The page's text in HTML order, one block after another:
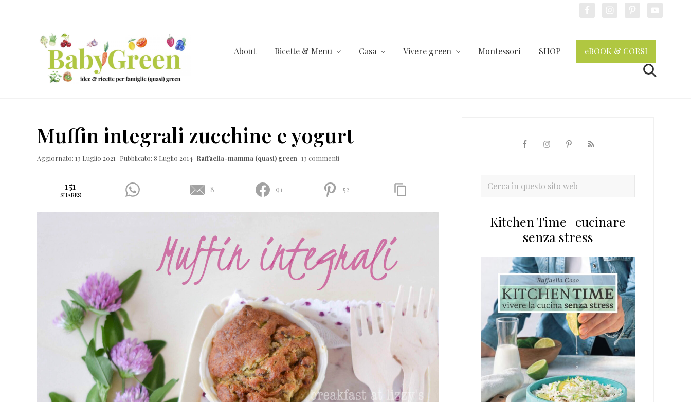
ricette
per
About Ricette & Menu Casa Vivere green Montessori SHOP eBOOK & CORSI
Cerca
Muffin integrali zucchine e yogurt
Aggiornato: 13 Luglio 2021 Pubblicato: 8 Luglio 2014 Raffaella-mamma (quasi) green 13 commenti
151
SHARES
8 91 52
primaria
Cerca
sitoKitchen Time | cucinare
senza stress